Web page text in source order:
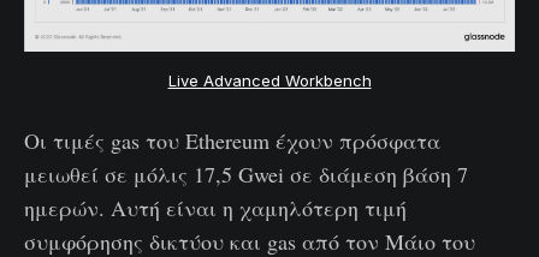
Live Advanced Workbench
Οι τιμές gas του Ethereum έχουν πρόσφατα
μειωθεί σε μόλις 17,5 Gwei σε διάμεση βάση 7
ημερών. Αυτή είναι η χαμηλότερη τιμή
συμφόρησης δικτύου και gas από τον Μάιο του